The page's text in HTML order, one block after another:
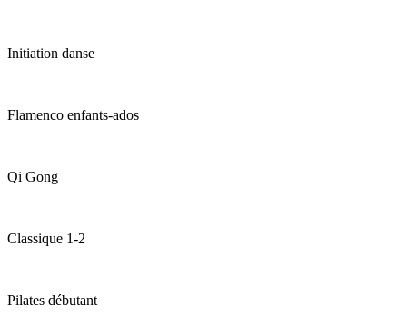
Initiation danse
Flamenco enfants-ados
Qi Gong
Classique 1-2
Pilates débutant